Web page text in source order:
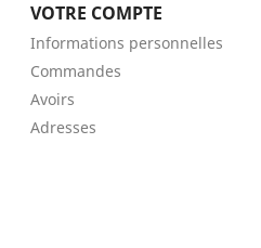
VOTRE COMPTE
Informations personnelles
Commandes
Avoirs
Adresses